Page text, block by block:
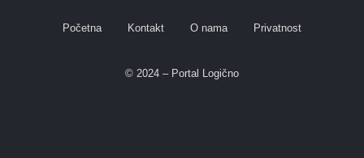
Početna Kontakt O nama Privatnost
© 2024 – Portal Logično